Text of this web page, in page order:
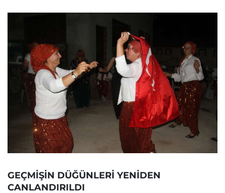
GEÇMİŞİN DÜĞÜNLERİ YENİDEN
CANLANDIRILDI